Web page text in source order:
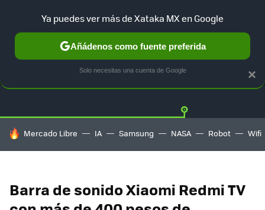
GUÍA DE COMPRAS MERCADO LIBRE
HOY SE HABLA DE
Mercado Libre IA Samsung NASA Robot Wifi
Barra de sonido Xiaomi Redmi TV
×
Ya puedes ver más de Xataka MX en Google
Añádenos como fuente preferida
Solo necesitas una cuenta de Google